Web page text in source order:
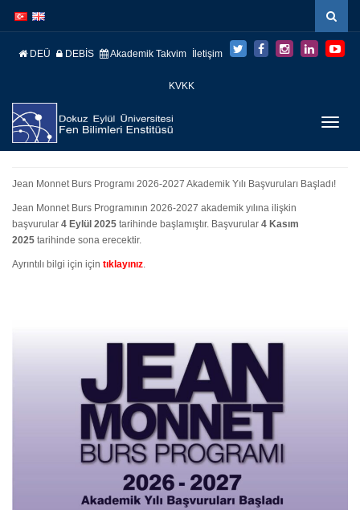
atla
atla
DEÜ DEBİS Akademik Takvim İletişim
KVKK
Jean Monnet Burs Programı 2026-2027 Akademik Yılı Başvuruları Başladı!
Jean Monnet Burs Programının 2026-2027 akademik yılına ilişkin
başvurular 4 Eylül 2025 tarihinde başlamıştır. Başvurular 4 Kasım
2025 tarihinde sona erecektir.
Ayrıntılı bilgi için için tıklayınız.